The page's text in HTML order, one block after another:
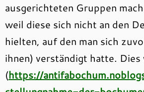
ausgerichteten Gruppen
weil diese sich nicht an den
hielten, auf den man sich
ihnen) verständigt hatte.
(https://